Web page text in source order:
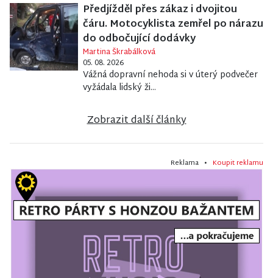
Předjížděl přes zákaz i dvojitou
čáru. Motocyklista zemřel po nárazu
do odbočující dodávky
Martina Škrabálková
05. 08. 2026
Vážná dopravní nehoda si v úterý podvečer
vyžádala lidský ži...
Zobrazit další články
Reklama • Koupit reklamu